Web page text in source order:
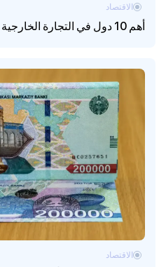
أهم 10 دول في التجارة الخارجية لأوزبكستان
الاقتصاد
الاقتصاد